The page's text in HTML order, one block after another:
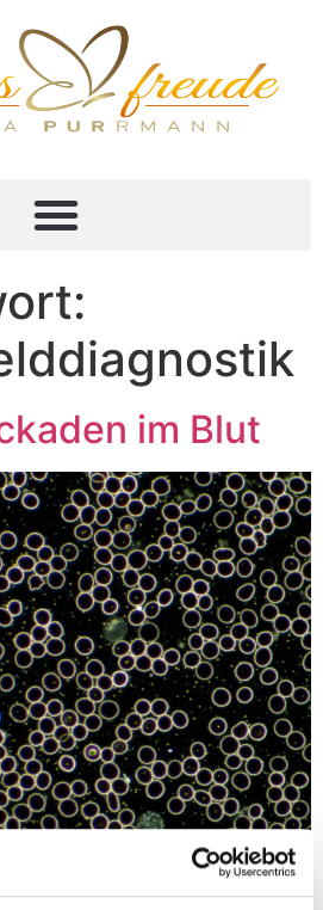
im Blut
Ich bin ein echter Fan.
gesagt, dass ich mal mit